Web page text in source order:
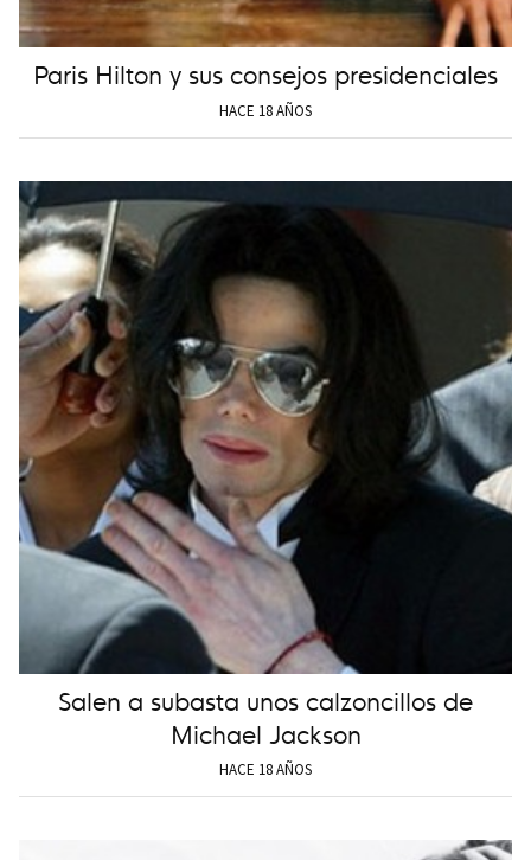
Paris Hilton y sus consejos presidenciales
HACE 18 AÑOS
Salen a subasta unos calzoncillos de
Michael Jackson
HACE 18 AÑOS